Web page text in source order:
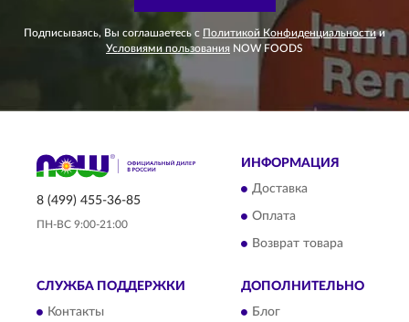
Подписываясь, Вы соглашаетесь с Политикой Конфиденциальности и
Условиями пользования NOW FOODS
8 (499) 455-36-85
ПН-ВС 9:00-21:00
ИНФОРМАЦИЯ
Доставка
Оплата
Возврат товара
СЛУЖБА ПОДДЕРЖКИ
Контакты
ДОПОЛНИТЕЛЬНО
Блог